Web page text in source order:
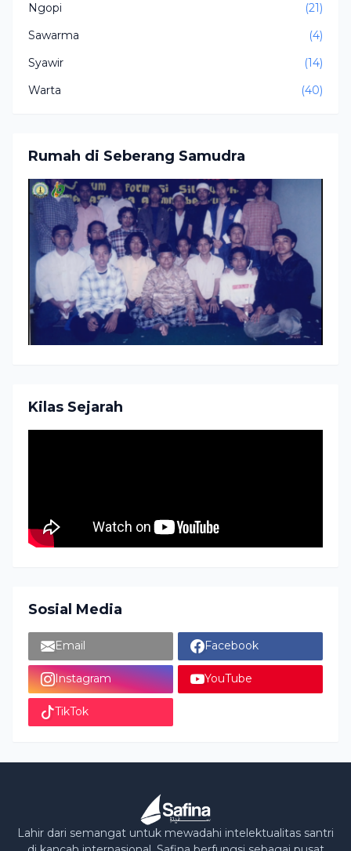
Ngopi
(21)
Sawarma
(4)
Syawir
(14)
Warta
(40)
Rumah di Seberang Samudra
Kilas Sejarah
Sosial Media
Email Facebook
Instagram YouTube
TikTok
Lahir dari semangat untuk mewadahi intelektualitas santri